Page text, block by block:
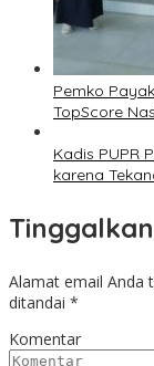
Pemko
TopScore
Kadis PUPR
karena
Alamat email Anda
ditandai *
Komentar